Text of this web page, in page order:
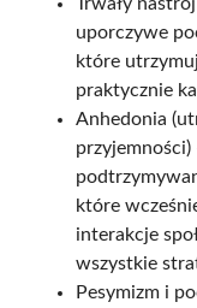
uporczywe
które
praktycznie
Anhedonia
przyjemności)
które
interakcje
wszystkie
Pesymizm i